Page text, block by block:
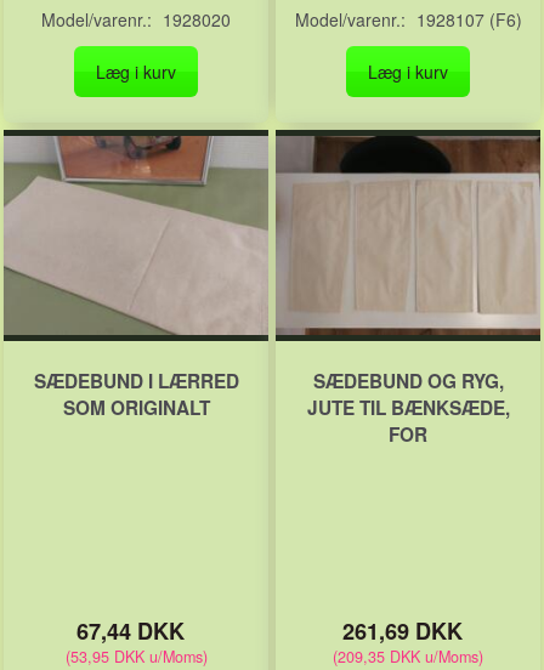
Model/varenr.: 1928020
Læg i kurv
Model/varenr.: 1928107 (F6)
Læg i kurv
SÆDEBUND I LÆRRED
SOM ORIGINALT
67,44 DKK
(53,95 DKKu/Moms)
SÆDEBUND OG RYG,
JUTE TIL BÆNKSÆDE,
FOR
261,69 DKK
(209,35 DKK u/Moms)